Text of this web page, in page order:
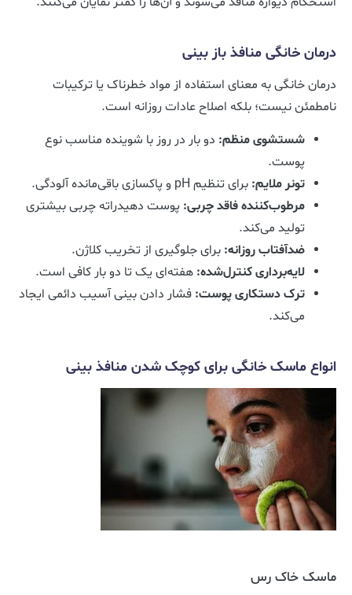
درمان خانگی منافذ باز بینی
درمان خانگی به معنای استفاده از مواد خطرناک یا ترکیبات
نامطمئن نیست؛ بلکه اصلاح عادات روزانه است.
شستشوی منظم: دو بار در روز با شوینده مناسب نوع
پوست.
تونر ملایم: برای تنظیم pH و پاکسازی باقی‌مانده آلودگی.
مرطوب‌کننده فاقد چربی: پوست دهیدراته چربی بیشتری
تولید می‌کند.
ضدآفتاب روزانه: برای جلوگیری از تخریب کلاژن.
لایه‌برداری کنترل‌شده: هفته‌ای یک تا دو بار کافی است.
ترک دستکاری پوست: فشار دادن بینی آسیب دائمی ایجاد
می‌کند.
انواع ماسک خانگی برای کوچک شدن منافذ بینی
ماسک خاک رس